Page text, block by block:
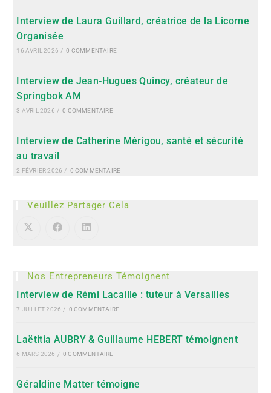
Interview de Laura Guillard, créatrice de la Licorne
Organisée
16 AVRIL 2026 / 0 COMMENTAIRE
Interview de Jean-Hugues Quincy, créateur de
Springbok AM
3 AVRIL 2026 / 0 COMMENTAIRE
Interview de Catherine Mérigou, santé et sécurité
au travail
2 FÉVRIER 2026 / 0 COMMENTAIRE
Veuillez Partager Cela
Nos Entrepreneurs Témoignent
Interview de Rémi Lacaille : tuteur à Versailles
7 JUILLET 2026 / 0 COMMENTAIRE
Laëtitia AUBRY & Guillaume HEBERT témoignent
6 MARS 2026 / 0 COMMENTAIRE
Géraldine Matter témoigne